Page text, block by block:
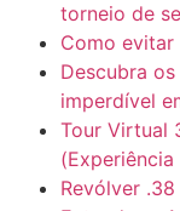
torneio de
Como evitar
Descubra
imperdível
Tour Virtual
(Experiência
Revólver